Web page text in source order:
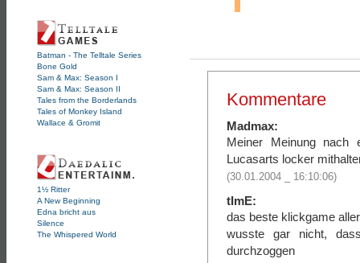
Batman - The Telltale Series
Bone Gold
Sam & Max: Season I
Sam & Max: Season II
Tales from the Borderlands
Tales of Monkey Island
Wallace & Gromit
1½ Ritter
A New Beginning
Edna bricht aus
Silence
The Whispered World
Kommentare
Madmax:
Meiner Meinung nach
Lucasarts locker
(30.01.2004 _ 16:10:06)
tImE:
das beste klickgame
wusste gar nicht,
durchzoggen